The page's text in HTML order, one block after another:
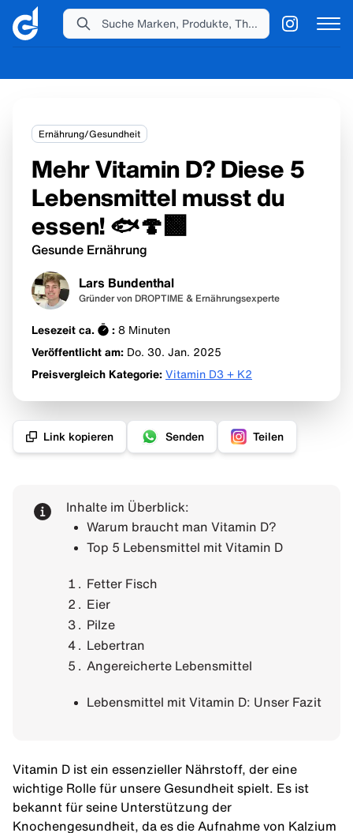
Ernährung/Gesundheit
Mehr Vitamin D? Diese 5
Lebensmittel musst du
essen! 🐟🍄‍🟫
Gesunde Ernährung
Lars Bundenthal
Gründer von DROPTIME & Ernährungsexperte
Lesezeit ca. : 8 Minuten
Veröffentlicht am: Do. 30. Jan. 2025
Preisvergleich Kategorie: Vitamin D3 + K2
Link kopieren Senden Teilen
Inhalte im Überblick:
Warum braucht man Vitamin D?
Top 5 Lebensmittel mit Vitamin D
Fetter Fisch
Eier
Pilze
Lebertran
Angereicherte Lebensmittel
Lebensmittel mit Vitamin D: Unser Fazit
Vitamin D ist ein essenzieller Nährstoff, der eine
wichtige Rolle für unsere Gesundheit spielt. Es ist
bekannt für seine Unterstützung der
Knochengesundheit, da es die Aufnahme von Kalzium